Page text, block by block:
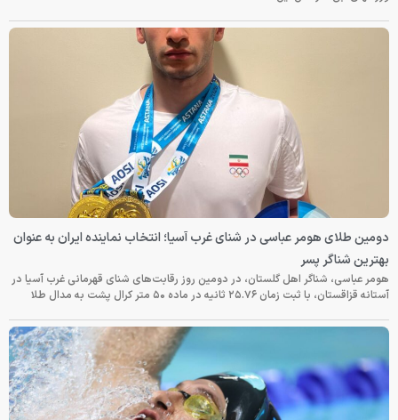
دومین طلای هومر عباسی در شنای غرب آسیا؛ انتخاب نماینده ایران به عنوان
بهترین شناگر پسر
هومر عباسی، شناگر اهل گلستان، در دومین روز رقابت‌های شنای قهرمانی غرب آسیا در
آستانه قزاقستان، با ثبت زمان ۲۵.۷۶ ثانیه در ماده ۵۰ متر کرال پشت به مدال طلا